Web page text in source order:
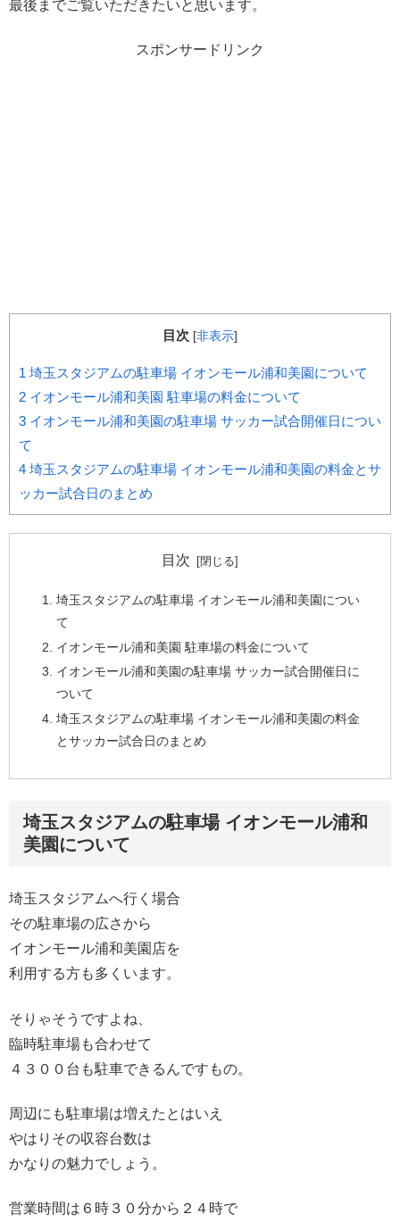
最後までご覧いただきたいと思います。
スポンサードリンク
目次 [非表示]
1 埼玉スタジアムの駐車場 イオンモール浦和美園について
2 イオンモール浦和美園 駐車場の料金について
3 イオンモール浦和美園の駐車場 サッカー試合開催日につい
て
4 埼玉スタジアムの駐車場 イオンモール浦和美園の料金とサ
ッカー試合日のまとめ
目次
埼玉スタジアムの駐車場 イオンモール浦和美園につい
て
イオンモール浦和美園 駐車場の料金について
イオンモール浦和美園の駐車場 サッカー試合開催日に
ついて
埼玉スタジアムの駐車場 イオンモール浦和美園の料金
とサッカー試合日のまとめ
埼玉スタジアムの駐車場 イオンモール浦和
美園について
埼玉スタジアムへ行く場合
その駐車場の広さから
イオンモール浦和美園店を
利用する方も多くいます。
そりゃそうですよね、
臨時駐車場も合わせて
４３００台も駐車できるんですもの。
周辺にも駐車場は増えたとはいえ
やはりその収容台数は
かなりの魅力でしょう。
営業時間は６時３０分から２４時で